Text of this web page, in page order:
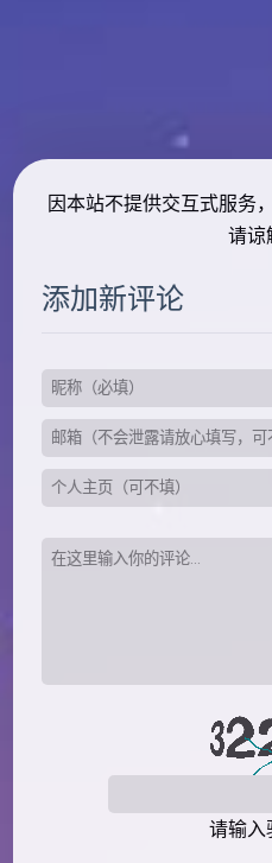
因本站不提供交互式服务
请谅
添加新评论
请输入